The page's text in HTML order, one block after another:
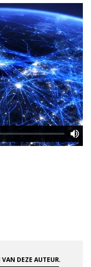
VAN DEZE AUTEUR.